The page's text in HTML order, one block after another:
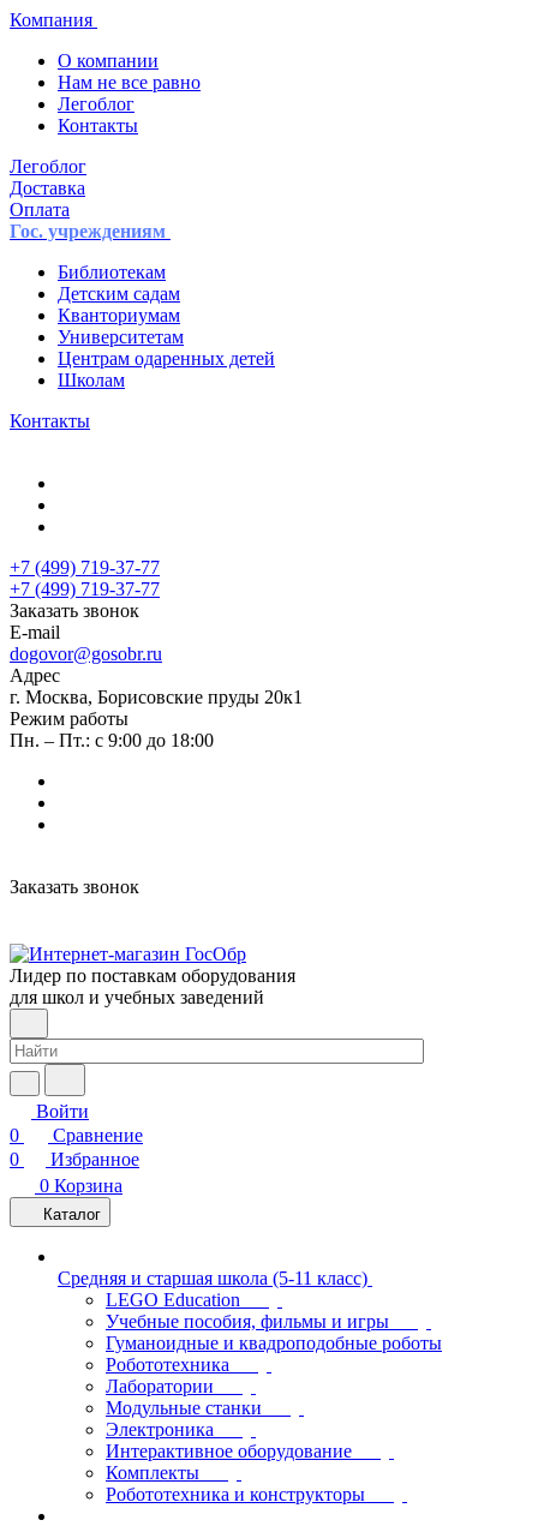
Компания
О компании
Нам не все равно
Легоблог
Контакты
Легоблог
Доставка
Оплата
Гос. учреждениям
Библиотекам
Детским садам
Кванториумам
Университетам
Центрам одаренных детей
Школам
Контакты
+7 (499) 719-37-77
+7 (499) 719-37-77
Заказать звонок
E-mail
dogovor@gosobr.ru
Адрес
г. Москва, Борисовские пруды 20к1
Режим работы
Пн. – Пт.: с 9:00 до 18:00
Заказать звонок
Лидер по поставкам оборудования
для школ и учебных заведений
Войти
0
Сравнение
0
Избранное
0 Корзина
Каталог
Средняя и старшая школа (5-11 класс)
LEGO Education
Учебные пособия, фильмы и игры
Гуманоидные и квадроподобные роботы
Робототехника
Лаборатории
Модульные станки
Электроника
Интерактивное оборудование
Комплекты
Робототехника и конструкторы